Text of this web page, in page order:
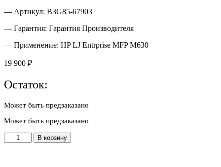
— Артикул: B3G85-67903
— Гарантия: Гарантия Производителя
— Применение: HP LJ Entrprise MFP M630
19 900 ₽
Остаток:
Может быть предзаказано
Может быть предзаказано
Количество
товара
В корзину